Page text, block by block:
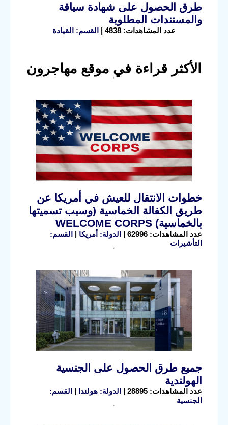
طرق الحصول على شهادة سياقة
والمستندات المطلوبة
عدد المشاهدات: 4838 | القسم: القيادة
الأكثر قراءة في موقع مهاجرون
خطوات الانتقال للعيش في أمريكا عن
طريق الكفالة الخماسية (وسبب تسميتها
بالخماسية) WELCOME CORPS
عدد المشاهدات: 62996 | الدولة: أمريكا | القسم:
التأشيرات
جميع طرق الحصول على الجنسية
الهولندية
عدد المشاهدات: 28895 | الدولة: هولندا | القسم:
الجنسية